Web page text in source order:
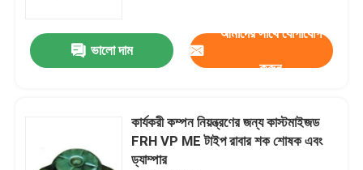
ভালো দাম
আমাদের সাথে যোগাযোগ
করুন
কার্যকরী কম্পন নিয়ন্ত্রণের জন্য কাস্টমাইজড
FRH VP ME টাইপ রাবার শক শোষক এবং
ড্যাম্পার